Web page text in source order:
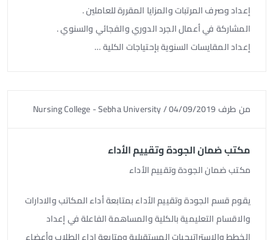
إعداد وصرف المرتبات والمزايا المقررة للعاملين .
المشاركة في أعمال الجرد الدوري والفجائي والسنوي .
إعداد المقايسات السنوية بإحتياجات الكلية …
من طرف Nursing College - Sebha University/04/09/2019
مكتب ضمان الجودة وتقييم الأداء
مكتب ضمان الجودة وتقييم الأداء
يقوم قسم الجودة وتقييم الأداء بمتابعة أداء المكاتب والادارات
والاقسام التعليمية بالكلية والمساهمة الفاعلة في إعداد